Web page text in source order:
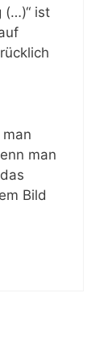
(…)“ ist
man
Bild